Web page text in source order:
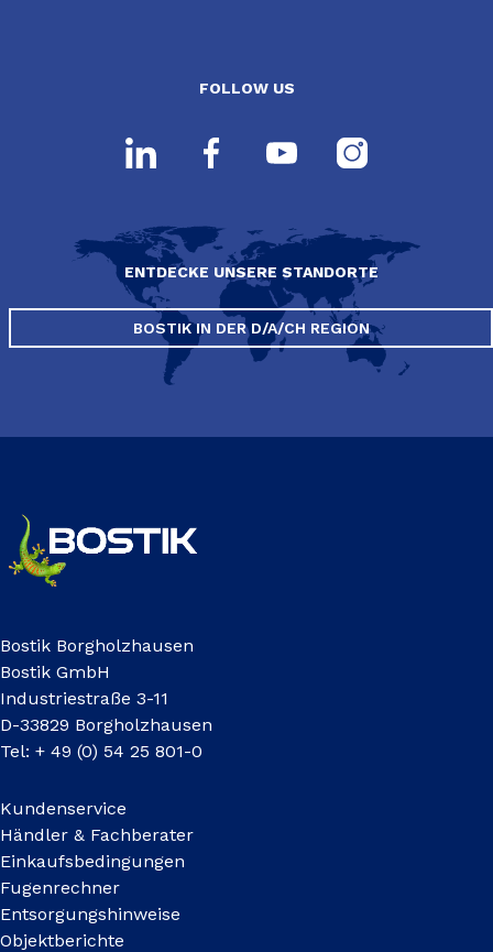
FOLLOW US
ENTDECKE UNSERE STANDORTE
BOSTIK IN DER D/A/CH REGION
Bostik Borgholzhausen
Bostik GmbH
Industriestraße 3-11
D-33829 Borgholzhausen
Tel: + 49 (0) 54 25 801-0
Kundenservice
Händler & Fachberater
Einkaufsbedingungen
Fugenrechner
Entsorgungshinweise
Objektberichte